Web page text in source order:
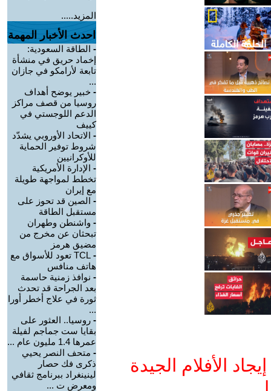
الأفلام الجيدة
المزيد.....
احدث الأخبار المهمة
- الطاقة السعودية:
إخماد حريق في منشأة
تابعة لأرامكو في جازان
...
- خبير يوضح أهداف
روسيا من قصف مراكز
الدعم اللوجستي في
كييف
- الاتحاد الأوروبي يشدّد
شروط توفير الحماية
للأوكرانيين
- الإدارة الأمريكية
تخطط لمواجهة طويلة
مع إيران
- الصين قد تحوز على
مستقبل الطاقة
- واشنطن وطهران
تبحثان عن مخرج من
مضيق هرمز
-
TCL تعود للأسواق مع
هاتف منافس
- نوافذ زمنية حاسمة
بعد الجراحة قد تحدث
ثورة في علاج أخطر أورا
...
- روسيا.. العثور على
بقايا ست جماجم لفيلة
عمرها 1.4 مليون عام ...
- متحف النصر يحيي
ذكرى فك حصار
لينينغراد ببرنامج ثقافي
ومعرض ت ...